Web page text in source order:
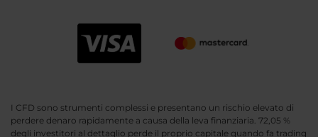
I CFD sono strumenti complessi e presentano un rischio elevato di
perdere denaro rapidamente a causa della leva finanziaria. 72,05 %
degli investitori al dettaglio perde il proprio capitale quando fa trading